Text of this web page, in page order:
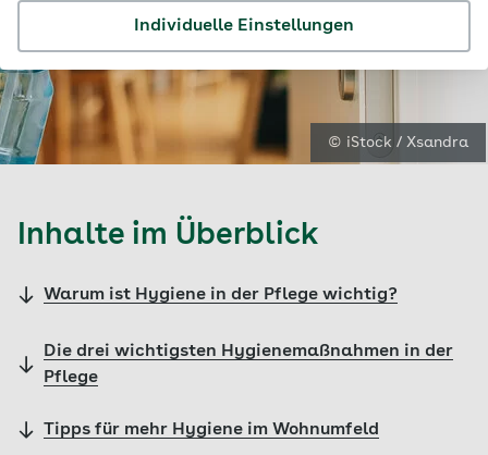
Individuelle Einstellungen
© iStock / Xsandra
Inhalte im Überblick
Warum ist Hygiene in der Pflege wichtig?
Die drei wichtigsten Hygienemaßnahmen in der
Pflege
Tipps für mehr Hygiene im Wohnumfeld